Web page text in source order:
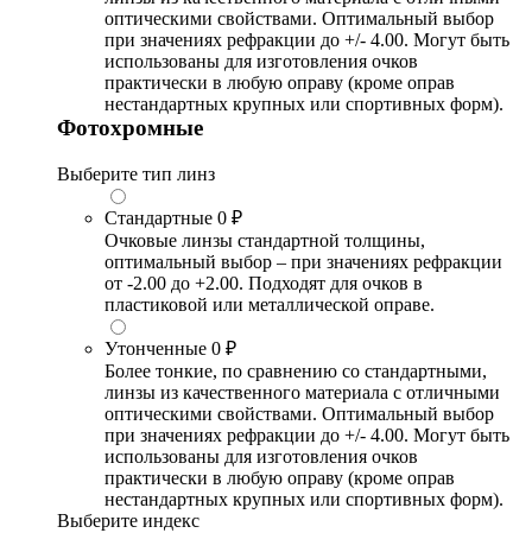
оптическими свойствами. Оптимальный выбор
при значениях рефракции до +/- 4.00. Могут быть
использованы для изготовления очков
практически в любую оправу (кроме оправ
нестандартных крупных или спортивных форм).
Фотохромные
Выберите тип линз
Стандартные 0 ₽
Очковые линзы стандартной толщины,
оптимальный выбор – при значениях рефракции
от -2.00 до +2.00. Подходят для очков в
пластиковой или металлической оправе.
Утонченные 0 ₽
Более тонкие, по сравнению со стандартными,
линзы из качественного материала с отличными
оптическими свойствами. Оптимальный выбор
при значениях рефракции до +/- 4.00. Могут быть
использованы для изготовления очков
практически в любую оправу (кроме оправ
нестандартных крупных или спортивных форм).
Выберите индекс